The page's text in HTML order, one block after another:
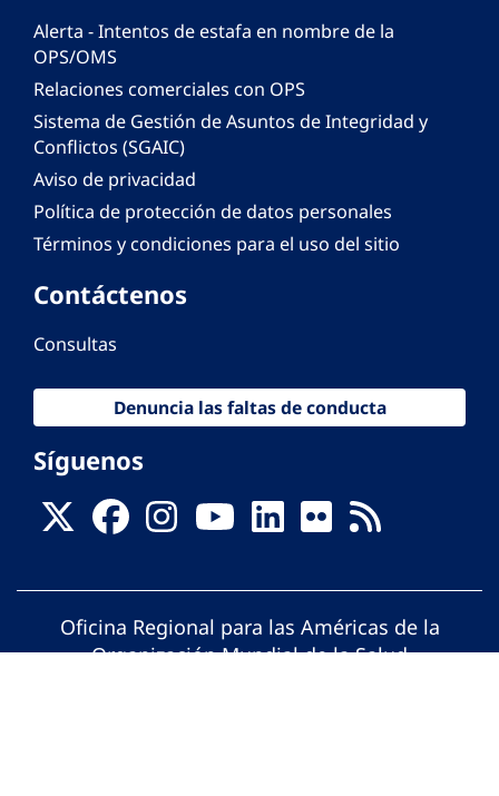
Alerta - Intentos de estafa en nombre de la
OPS/OMS
Relaciones comerciales con OPS
Sistema de Gestión de Asuntos de Integridad y
Conflictos (SGAIC)
Aviso de privacidad
Política de protección de datos personales
Términos y condiciones para el uso del sitio
Contáctenos
Consultas
Denuncia las faltas de conducta
Síguenos
Oficina Regional para las Américas de la
Organización Mundial de la Salud